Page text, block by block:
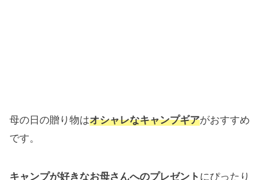
母の日の贈り物はオシャレなキャンプギアがおすすめ
です。
キャンプが好きなお母さんへのプレゼント にぴったり